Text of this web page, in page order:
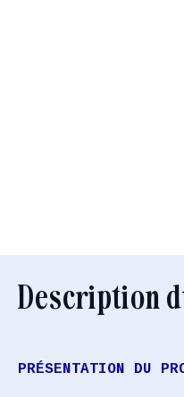
Description
PRÉSENTATION DU